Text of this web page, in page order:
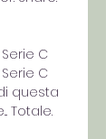
C
C
questa
Totale.